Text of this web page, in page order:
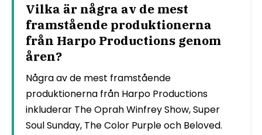
Vilka är några av de mest
framstående produktionerna
från Harpo Productions genom
åren?
Några av de mest framstående
produktionerna från Harpo Productions
inkluderar The Oprah Winfrey Show, Super
Soul Sunday, The Color Purple och Beloved.